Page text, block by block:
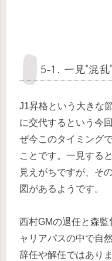
5-1. 一見“混
J1昇格という大きな
に交代するという今
ぜ今このタイミング
ことです。一見する
見えがちですが、そ
図があるようです。
西村GMの退任と森
ャリアパスの中で自
辞任や解任ではあり